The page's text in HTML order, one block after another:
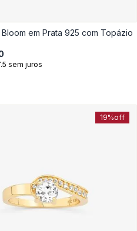
em Prata 925 com Topázio
sem juros
19%off